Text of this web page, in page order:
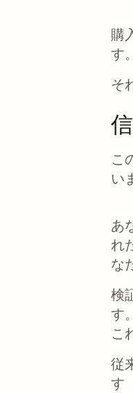
購
す
そ
こ
い
あ
れ
な
検
す
こ
従
す